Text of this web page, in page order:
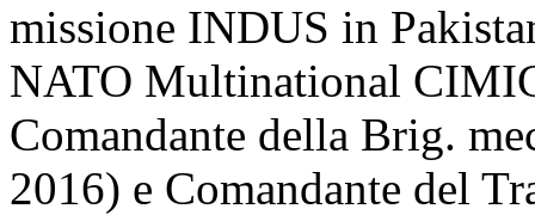
missione INDUS in
NATO Multinational
Comandante della Brig.
2016) e Comandante del